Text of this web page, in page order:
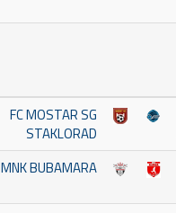
FC MOSTAR SG
STAKLORAD
MNK BUBAMARA